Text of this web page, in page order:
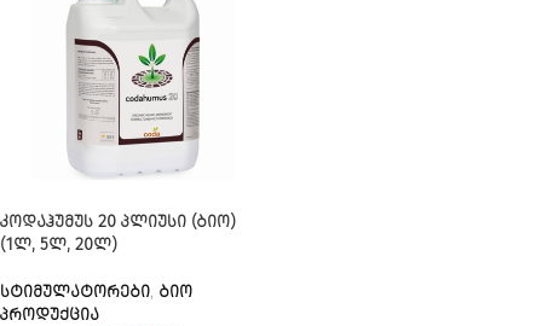
ᲙᲝᲓᲐᲰᲣᲛᲣᲡ 20 ᲞᲚᲘᲣᲡᲘ (ᲑᲘᲝ)
(1Ლ, 5Ლ, 20Ლ)
ᲡᲢᲘᲛᲣᲚᲐᲢᲝᲠᲔᲑᲘ, ᲑᲘᲝ
ᲞᲠᲝᲓᲣᲥᲪᲘᲐ